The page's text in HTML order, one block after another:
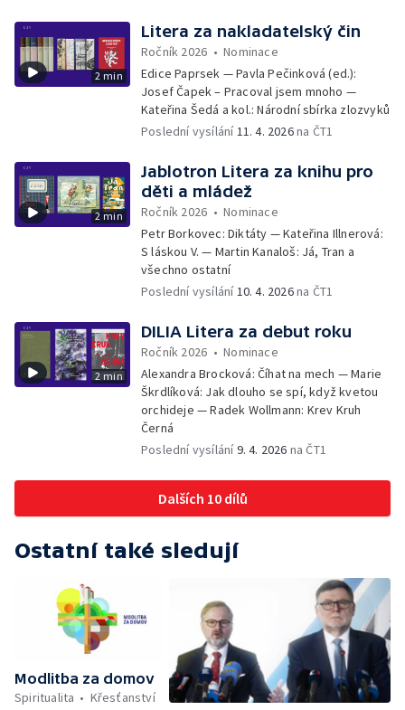
2 min
Litera za nakladatelský čin
Ročník 2026 •Nominace
Edice Paprsek — Pavla Pečinková (ed.):
Josef Čapek – Pracoval jsem mnoho —
Kateřina Šedá a kol.: Národní sbírka zlozvyků
Poslední vysílání11. 4. 2026na ČT1
2 min
Jablotron Litera za knihu pro
děti a mládež
Ročník 2026 •Nominace
Petr Borkovec: Diktáty — Kateřina Illnerová:
S láskou V. — Martin Kanaloš: Já, Tran a
všechno ostatní
Poslední vysílání10. 4. 2026na ČT1
2 min
DILIA Litera za debut roku
Ročník 2026 •Nominace
Alexandra Brocková: Číhat na mech — Marie
Škrdlíková: Jak dlouho se spí, když kvetou
orchideje — Radek Wollmann: Krev Kruh
Černá
Poslední vysílání9. 4. 2026 na ČT1
Dalších 10 dílů
Ostatní také sledují
Modlitba za domov
Spiritualita
Křesťanství